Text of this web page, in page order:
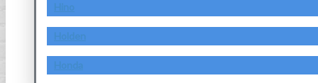
Hino
Holden
Honda